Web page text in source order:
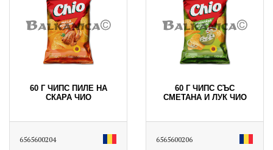
60 Г ЧИПС ПИЛЕ НА
СКАРА ЧИО
6565600204
60 Г ЧИПС СЪС
СМЕТАНА И ЛУК ЧИО
6565600206